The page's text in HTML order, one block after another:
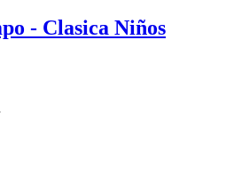
- Clasica Niños